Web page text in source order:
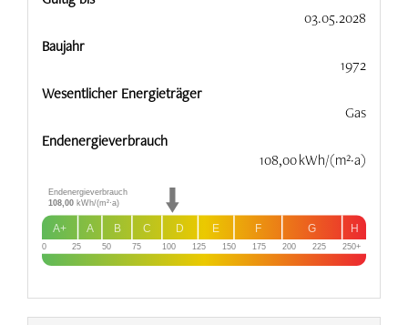
03.05.2028
Baujahr
1972
Wesentlicher Energieträger
Gas
Endenergie­verbrauch
108,00 kWh/(m²·a)
0 25 50 75 100 125 150 175 200 225 250+
H
G
F
E
D
C
B
A
A+
Endenergieverbrauch
108,00kWh/(m²·a)